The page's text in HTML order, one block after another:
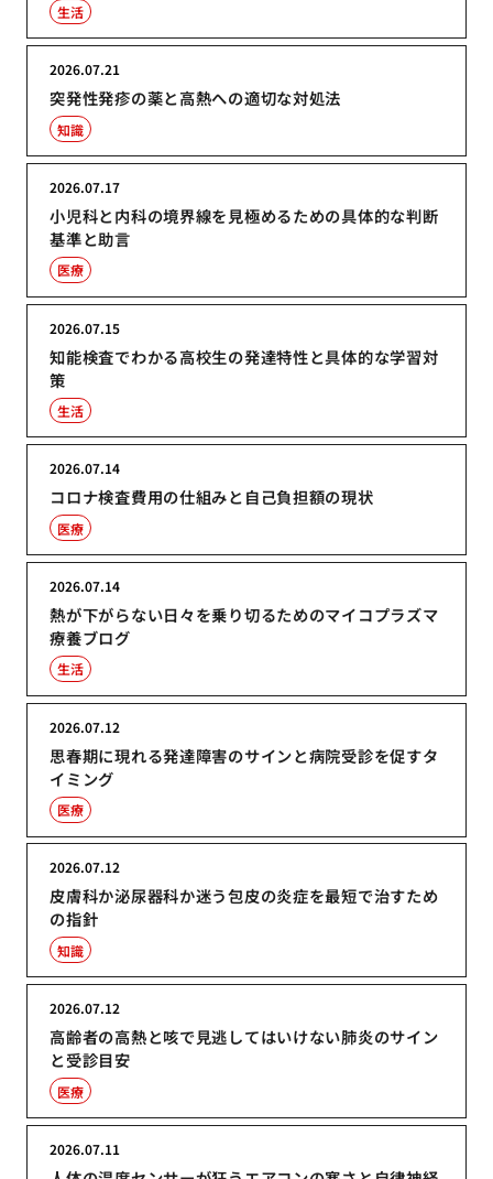
生活
突発性発疹の薬と高熱への適切な対処法
2026.07.21
知識
小児科と内科の境界線を見極めるための具体的な判断
基準と助言
2026.07.17
医療
知能検査でわかる高校生の発達特性と具体的な学習対
策
2026.07.15
生活
コロナ検査費用の仕組みと自己負担額の現状
2026.07.14
医療
熱が下がらない日々を乗り切るためのマイコプラズマ
療養ブログ
2026.07.14
生活
思春期に現れる発達障害のサインと病院受診を促すタ
イミング
2026.07.12
医療
皮膚科か泌尿器科か迷う包皮の炎症を最短で治すため
の指針
2026.07.12
知識
高齢者の高熱と咳で見逃してはいけない肺炎のサイン
と受診目安
2026.07.12
医療
2026.07.11